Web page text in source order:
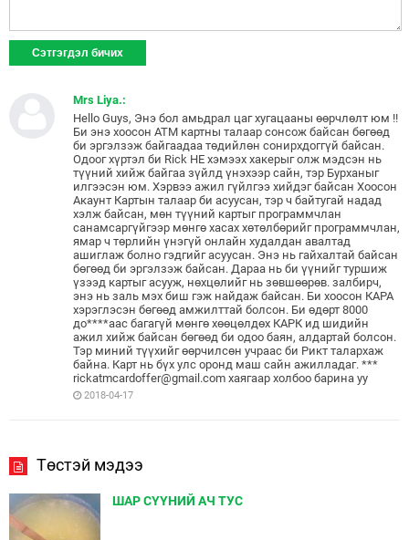
Mrs Liya.:
Hello Guys, Энэ бол амьдрал цаг хугацааны өөрчлөлт юм !!
Би энэ хоосон ATM картны талаар сонсож байсан бөгөөд
би эргэлзэж байгаадаа төдийлөн сонирхдоггүй байсан.
Одоог хүртэл би Rick HE хэмээх хакерыг олж мэдсэн нь
түүний хийж байгаа зүйлд үнэхээр сайн, тэр Бурханыг
илгээсэн юм. Хэрвээ ажил гүйлгээ хийдэг байсан Хоосон
Акаунт Картын талаар би асуусан, тэр ч байтугай надад
хэлж байсан, мөн түүний картыг программчлан
санамсаргүйгээр мөнгө хасах хөтөлбөрийг программчлан,
ямар ч төрлийн үнэгүй онлайн худалдан авалтад
ашиглаж болно гэдгийг асуусан. Энэ нь гайхалтай байсан
бөгөөд би эргэлзэж байсан. Дараа нь би үүнийг туршиж
үзээд картыг асууж, нөхцөлийг нь зөвшөөрөв. залбирч,
энэ нь заль мэх биш гэж найдаж байсан. Би хоосон КАРА
хэрэглэсэн бөгөөд амжилттай болсон. Би өдөрт 8000
до****аас багагүй мөнгө хөөцөлдөх КАРК ид шидийн
ажил хийж байсан бөгөөд би одоо баян, алдартай болсон.
Тэр миний түүхийг өөрчилсөн учраас би Рикт талархаж
байна. Карт нь бүх улс оронд маш сайн ажилладаг. ***
rickatmcardoffer@gmail.com хаягаар холбоо барина уу
2018-04-17
Төстэй мэдээ
ШАР СҮҮНИЙ АЧ ТУС